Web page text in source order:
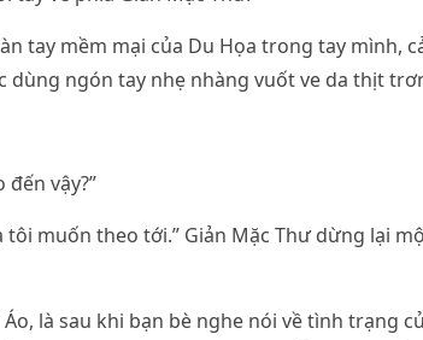
tay mềm mại của Du Họa trong tay mình,
dùng ngón tay nhẹ nhàng vuốt ve da thịt
đến vậy?”
tôi muốn theo tới.” Giản Mặc Thư dừng lại
Áo, là sau khi bạn bè nghe nói về tình trạng